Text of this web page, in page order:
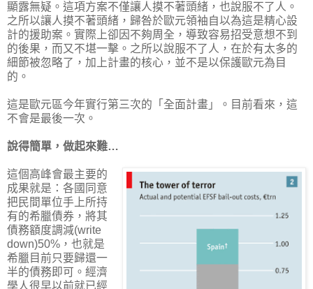
顯露無疑。這項方案不僅讓人摸不著頭緒，也說服不了人。
之所以讓人摸不著頭緒，歸咎於歐元領袖自以為這是精心設
計的援助案。實際上卻因不夠周全，導致容易招受意想不到
的後果，而又不堪一擊。之所以說服不了人，在於有太多的
細節被忽略了，加上計畫的核心，並不是以保護歐元為目
的。
這是歐元區今年實行第三次的「全面計畫」。目前看來，這
不會是最後一次。
說得簡單，做起來難…
這個高峰會最主要的
成果就是：各國同意
把民間單位手上所持
有的希臘債券，將其
債務額度調減(write
down)50%，也就是
希臘目前只要歸還一
半的債務即可。經濟
學人很早以前就已經